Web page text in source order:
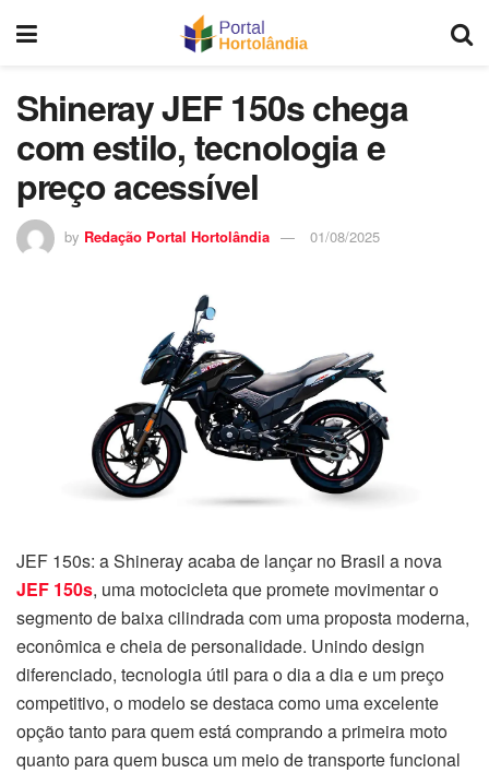
Shineray JEF 150s chega
com estilo, tecnologia e
preço acessível
by Redação Portal Hortolândia 01/08/2025
JEF 150s: a Shineray acaba de lançar no Brasil a nova
JEF 150s, uma motocicleta que promete movimentar o
segmento de baixa cilindrada com uma proposta moderna,
econômica e cheia de personalidade. Unindo design
diferenciado, tecnologia útil para o dia a dia e um preço
competitivo, o modelo se destaca como uma excelente
opção tanto para quem está comprando a primeira moto
quanto para quem busca um meio de transporte funcional